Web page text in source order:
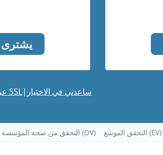
يشترى
عرض جميع شهادات SSL| ساعدني في الاختيار
التحقق من صحة المؤسسة (OV) التحقق الموسع (EV)